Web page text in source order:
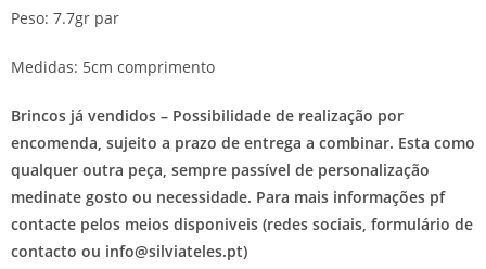
Peso: 7.7gr par
Medidas: 5cm comprimento
Brincos já vendidos – Possibilidade de realização por
encomenda, sujeito a prazo de entrega a combinar. Esta como
qualquer outra peça, sempre passível de personalização
medinate gosto ou necessidade. Para mais informações pf
contacte pelos meios disponiveis (redes sociais, formulário de
contacto ou info@silviateles.pt)